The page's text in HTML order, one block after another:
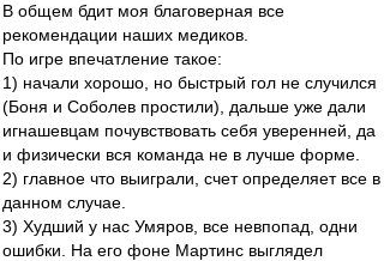
В общем бдит моя благоверная все
рекомендации наших медиков.
По игре впечатление такое:
1) начали хорошо, но быстрый гол не случился
(Боня и Соболев простили), дальше уже дали
игнашевцам почувствовать себя уверенней, да
и физически вся команда не в лучше форме.
2) главное что выиграли, счет определяет все в
данном случае.
3) Худший у нас Умяров, все невпопад, одни
ошибки. На его фоне Мартинс выглядел